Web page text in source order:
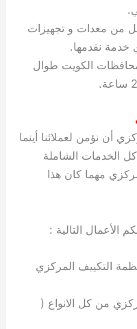
من معدات و تجهيزات
خدمة نقدمها.
الكويت طوال
أن نؤمن لعملائنا أينما
الخدمات الشاملة
مهما كان هذا
التالية :
التكييف المركزي
من كل الانواع (